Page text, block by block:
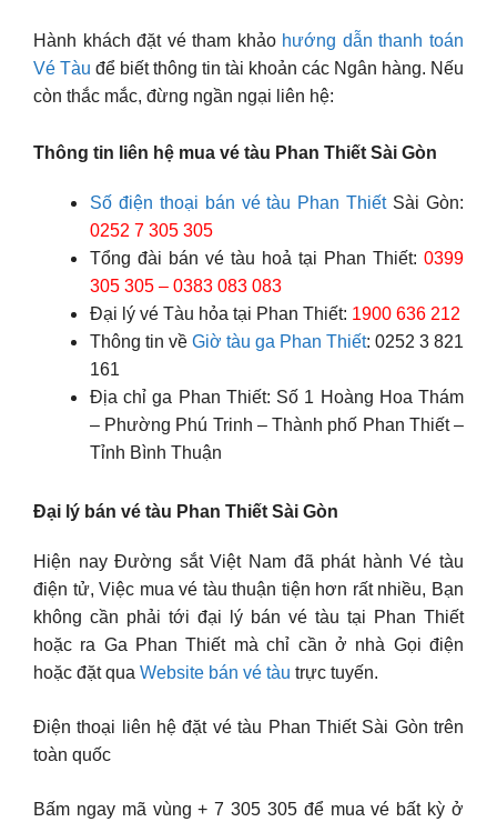
Hành khách đặt vé tham khảo hướng dẫn thanh toán
Vé Tàu để biết thông tin tài khoản các Ngân hàng. Nếu
còn thắc mắc, đừng ngần ngại liên hệ:
Thông tin liên hệ mua vé tàu Phan Thiết Sài Gòn
Số điện thoại bán vé tàu Phan ThiếtSài Gòn:
0252 7 305 305
Tổng đài bán vé tàu hoả tại Phan Thiết: 0399
305 305 – 0383 083 083
Đại lý vé Tàu hỏa tại Phan Thiết: 1900 636 212
Thông tin về Giờ tàu ga Phan Thiết: 0252 3 821
161
Địa chỉ ga Phan Thiết: Số 1 Hoàng Hoa Thám
– Phường Phú Trinh – Thành phố Phan Thiết –
Tỉnh Bình Thuận
Đại lý bán vé tàu Phan Thiết Sài Gòn
Hiện nay Đường sắt Việt Nam đã phát hành Vé tàu
điện tử, Việc mua vé tàu thuận tiện hơn rất nhiều, Bạn
không cần phải tới đại lý bán vé tàu tại Phan Thiết
hoặc ra Ga Phan Thiết mà chỉ cần ở nhà Gọi điện
hoặc đặt qua Website bán vé tàu trực tuyến.
Điện thoại liên hệ đặt vé tàu Phan Thiết Sài Gòn trên
toàn quốc
Bấm ngay mã vùng + 7 305 305 để mua vé bất kỳ ở